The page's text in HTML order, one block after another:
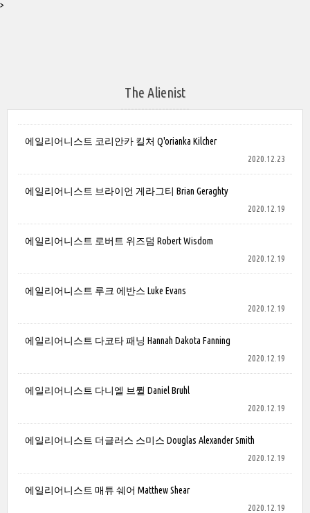
>
The Alienist
에일리어니스트 코리안카 킬처 Q'orianka Kilcher
2020.12.23
에일리어니스트 브라이언 게라그티 Brian Geraghty
2020.12.19
에일리어니스트 로버트 위즈덤 Robert Wisdom
2020.12.19
에일리어니스트 루크 에반스 Luke Evans
2020.12.19
에일리어니스트 다코타 패닝 Hannah Dakota Fanning
2020.12.19
에일리어니스트 다니엘 브륄 Daniel Bruhl
2020.12.19
에일리어니스트 더글러스 스미스 Douglas Alexander Smith
2020.12.19
에일리어니스트 매튜 쉐어 Matthew Shear
2020.12.19